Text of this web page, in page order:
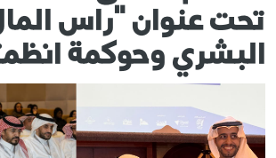
تحت عنوان "راس
البشري وحوكمة